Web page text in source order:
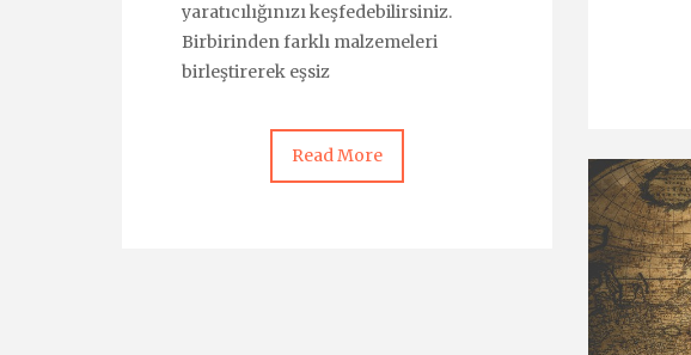
yaratıcılığınızı keşfedebilirsiniz.
Birbirinden farklı malzemeleri
birleştirerek eşsiz
Read More